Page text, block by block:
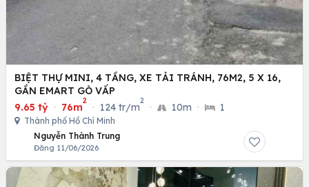
BIỆT THỰ MINI, 4 TẦNG, XE TẢI TRÁNH, 76M2, 5 X 16,
GẦN EMART GÒ VẤP
9.65 tỷ · 76m
2
· 124 tr/m
2
· 10m · 1
Thành phố Hồ Chí Minh
Nguyễn Thành Trung
Đăng 11/06/2026